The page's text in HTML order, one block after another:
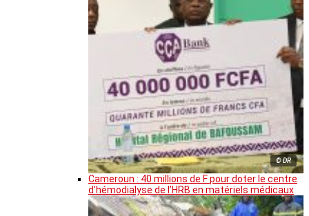
© DR
Cameroun : 40 millions de F pour doter le centre
d’hémodialyse de l’HRB en matériels médicaux